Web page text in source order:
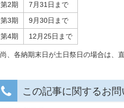
第2期
7月31日まで
第3期
9月30日まで
第4期
12月25日まで
尚、各納期末日が土日祭日の場合は、
この記事に関するお